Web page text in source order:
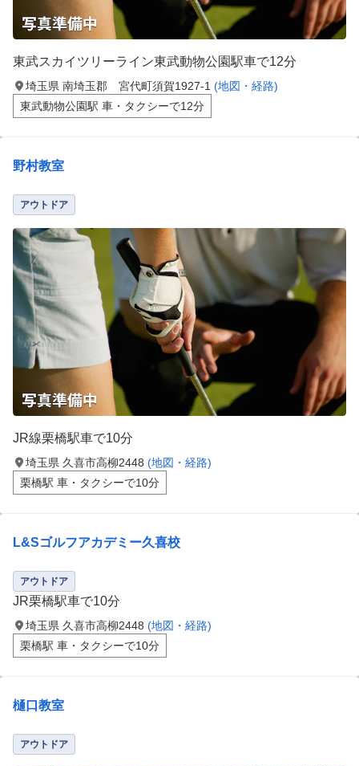
東武スカイツリーライン東武動物公園駅車で12分
埼玉県 南埼玉郡 宮代町須賀1927-1 (地図・経路)
東武動物公園駅 車・タクシーで12分
野村教室
アウトドア
JR線栗橋駅車で10分
埼玉県 久喜市高柳2448 (地図・経路)
栗橋駅 車・タクシーで10分
L&Sゴルフアカデミー久喜校
アウトドア
JR栗橋駅車で10分
埼玉県 久喜市高柳2448 (地図・経路)
栗橋駅 車・タクシーで10分
樋口教室
アウトドア